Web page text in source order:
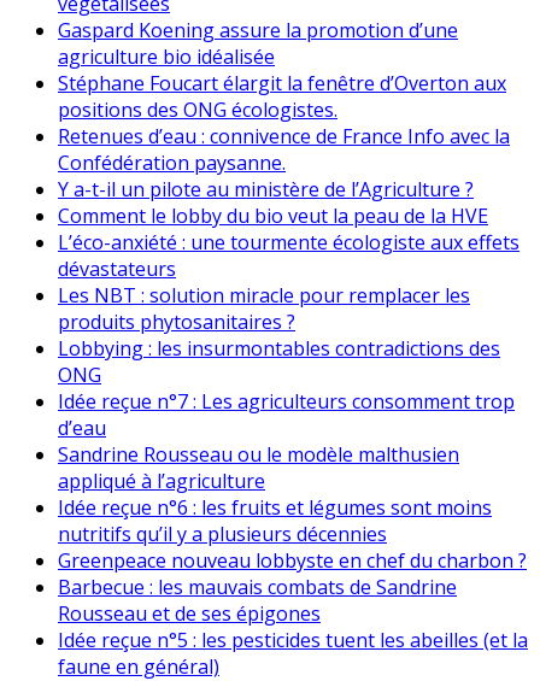
Gaspard Koening assure la promotion d’une
agriculture bio idéalisée
Stéphane Foucart élargit la fenêtre d’Overton aux
positions des ONG écologistes.
Retenues d’eau : connivence de France Info avec la
Confédération paysanne.
Y a-t-il un pilote au ministère de l’Agriculture ?
Comment le lobby du bio veut la peau de la HVE
L’éco-anxiété : une tourmente écologiste aux effets
dévastateurs
Les NBT : solution miracle pour remplacer les
produits phytosanitaires ?
Lobbying : les insurmontables contradictions des
ONG
Idée reçue n°7 : Les agriculteurs consomment trop
d’eau
Sandrine Rousseau ou le modèle malthusien
appliqué à l’agriculture
Idée reçue n°6 : les fruits et légumes sont moins
nutritifs qu’il y a plusieurs décennies
Greenpeace nouveau lobbyste en chef du charbon ?
Barbecue : les mauvais combats de Sandrine
Rousseau et de ses épigones
Idée reçue n°5 : les pesticides tuent les abeilles (et la
faune en général)